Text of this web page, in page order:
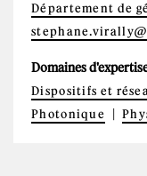
Département de
Domaines
Dispositifs et
Photonique